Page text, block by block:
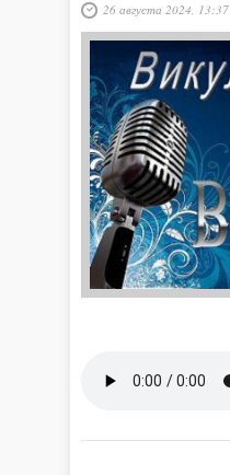
26 августа 2024, 13:37